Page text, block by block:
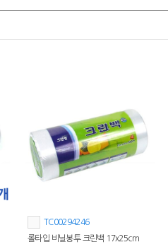
TC00294246
롤타입 비닐봉투 크린백 17x25cm